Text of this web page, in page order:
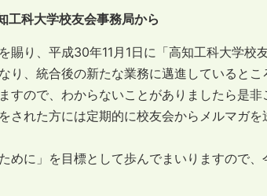
工科大学校友会事務局から
賜り、平成30年11月1日に「高知工科大学校
り、統合後の新たな業務に邁進していると
ので、わからないことがありましたら是非
された方には定期的に校友会からメルマガを
めに」を目標として歩んでまいりますので、